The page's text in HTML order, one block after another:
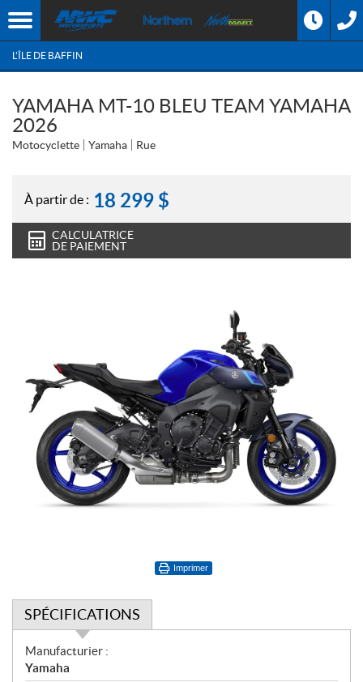
L'ÎLE DE BAFFIN
YAMAHA MT-10 BLEU TEAM YAMAHA
2026
Motocyclette Yamaha Rue
À partir de : 18 299 $
CALCULATRICE
DE PAIEMENT
Imprimer
SPÉCIFICATIONS
S
p
Manufacturier :
Yamaha